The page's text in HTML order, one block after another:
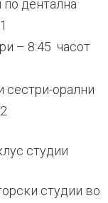
дентална
– 8:45 часот
сестри-орални
студии
студии во